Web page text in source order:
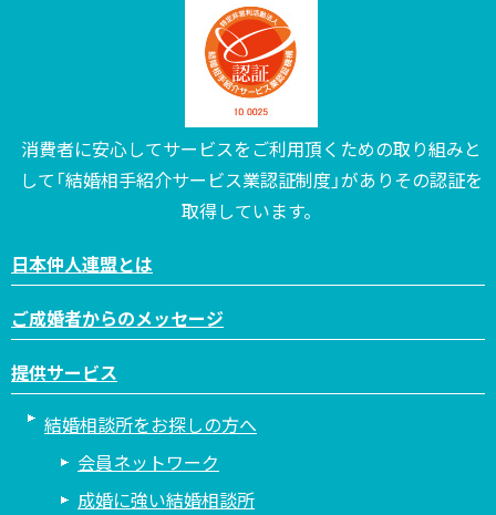
消費者に安心してサービスをご利用頂くための取り組みと
して「結婚相手紹介サービス業認証制度」がありその認証を
取得しています。
日本仲人連盟とは
ご成婚者からのメッセージ
提供サービス
結婚相談所をお探しの方へ
会員ネットワーク
成婚に強い結婚相談所